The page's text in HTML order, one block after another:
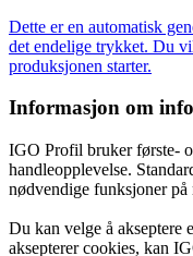
Dette er en automatisk
det endelige trykket. Du
produksjonen starter.
Informasjon om
IGO Profil bruker første-
handleopplevelse.
nødvendige funksjoner på
Du kan velge å akseptere
aksepterer cookies, kan